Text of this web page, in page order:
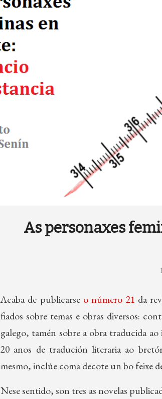
As personaxes
Acaba de publicarse o número 21 da
fiados sobre temas e obras diversos:
galego, tamén sobre a obra traducida
20 anos de tradución literaria ao
mesmo, inclúe coma decote un bo feixe
Nese sentido, son tres as novelas